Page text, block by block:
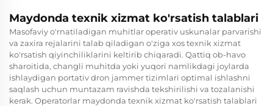
Maydonda texnik xizmat ko'rsatish talablari
Masofaviy o'rnatiladigan muhitlar operativ uskunalar parvarishi
va zaxira rejalarini talab qiladigan o'ziga xos texnik xizmat
ko'rsatish qiyinchiliklarini keltirib chiqaradi. Qattiq ob-havo
sharoitida, changli muhitda yoki yuqori namlikdagi joylarda
ishlaydigan portativ dron jammer tizimlari optimal ishlashni
saqlash uchun muntazam ravishda tekshirilishi va tozalanishi
kerak. Operatorlar maydonda texnik xizmat ko'rsatish talablari